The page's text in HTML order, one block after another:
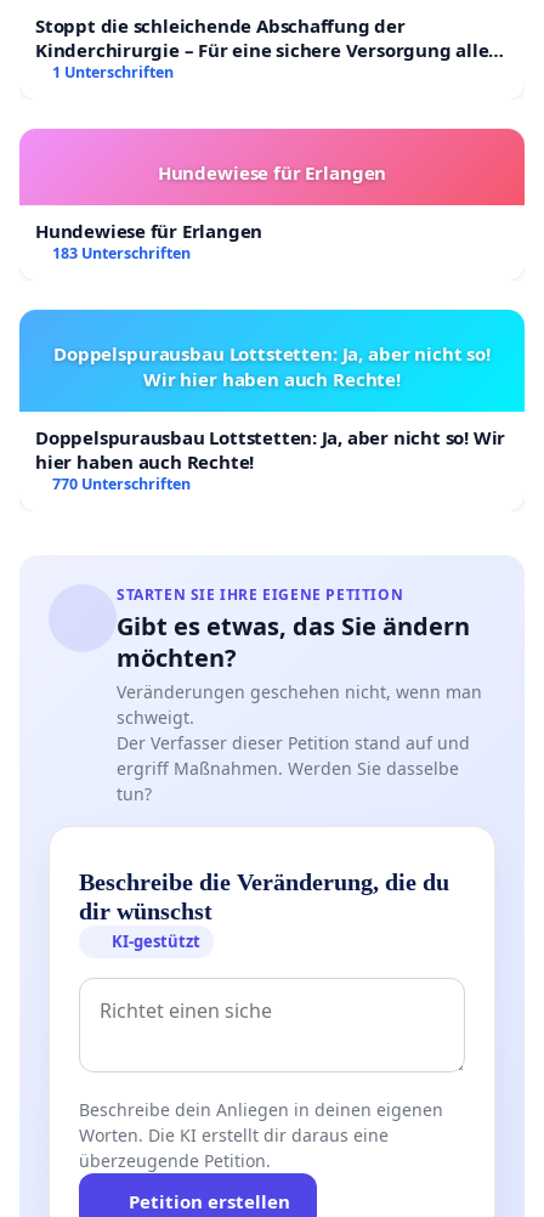
Stoppt die schleichende Abschaffung der
Kinderchirurgie – Für eine sichere Versorgung aller
Kinder in Deutschland
1 Unterschriften
Hundewiese für Erlangen
Hundewiese für Erlangen
183 Unterschriften
Doppelspurausbau Lottstetten: Ja, aber nicht so!
Wir hier haben auch Rechte!
Doppelspurausbau Lottstetten: Ja, aber nicht so! Wir
hier haben auch Rechte!
770 Unterschriften
STARTEN SIE IHRE EIGENE PETITION
Gibt es etwas, das Sie ändern
möchten?
Veränderungen geschehen nicht, wenn man
schweigt.
Der Verfasser dieser Petition stand auf und
ergriff Maßnahmen. Werden Sie dasselbe
tun?
Beschreibe die Veränderung, die du
dir wünschst
KI-gestützt
Beschreibe dein Anliegen in deinen eigenen
Worten. Die KI erstellt dir daraus eine
überzeugende Petition.
Petition erstellen